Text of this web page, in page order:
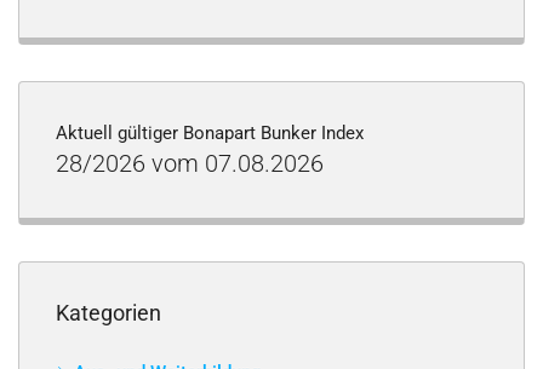
Aktuell gültiger Bonapart Bunker Index
28/2026 vom 07.08.2026
Kategorien